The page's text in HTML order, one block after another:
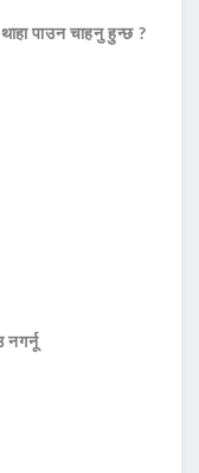
पाउन चाहनु हुन्छ ?
नगर्नू